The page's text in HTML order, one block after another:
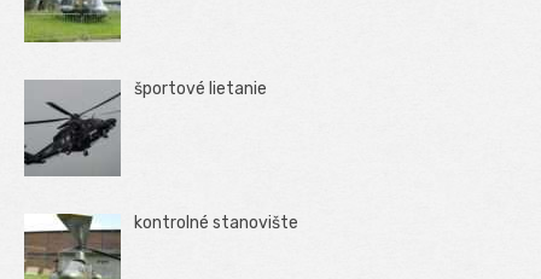
športové lietanie
kontrolné stanovište